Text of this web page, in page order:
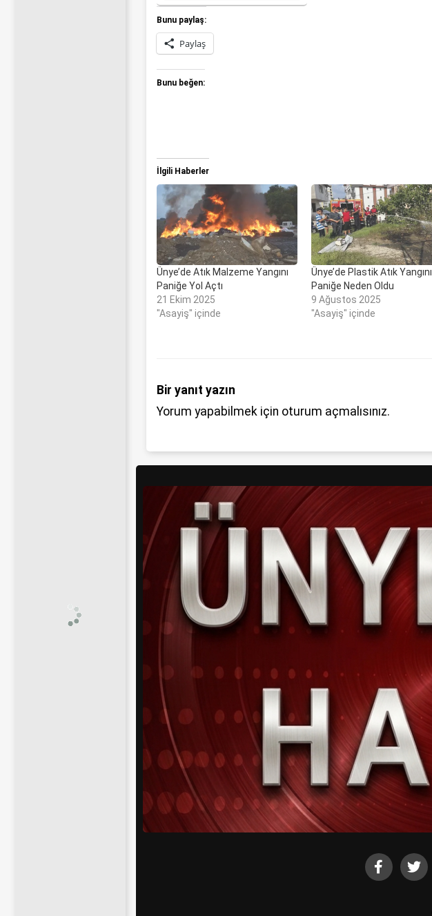
Bunu paylaş:
Paylaş
Bunu beğen:
İlgili Haberler
Ünye’de Atık Malzeme Yangını
Paniğe Yol Açtı
21 Ekim 2025
"Asayiş" içinde
Ünye’de Plastik Atık Yangını
Paniğe Neden Oldu
9 Ağustos 2025
"Asayiş" içinde
Bir yanıt yazın
Yorum yapabilmek için oturum açmalısınız.